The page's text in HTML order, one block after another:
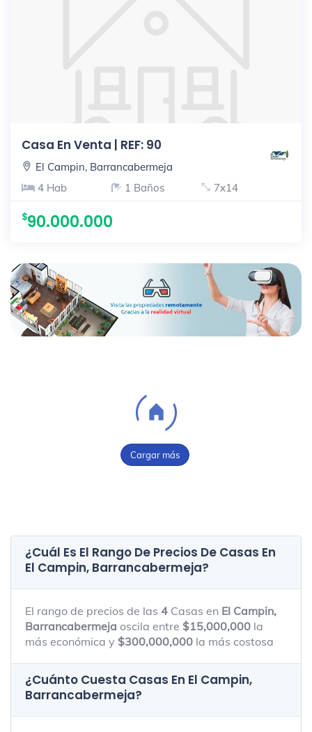
Casa En Venta | REF: 90
El Campin, Barrancabermeja
4 Hab
1 Baños 7x14
90.000.000
Cargar más
¿Cuál Es El Rango De Precios De Casas En
El Campin, Barrancabermeja?
El rango de precios de las 4 Casas en El Campin,
Barrancabermeja oscila entre $15,000,000 la
más económica y $300,000,000 la más costosa
¿Cuánto Cuesta Casas En El Campin,
Barrancabermeja?